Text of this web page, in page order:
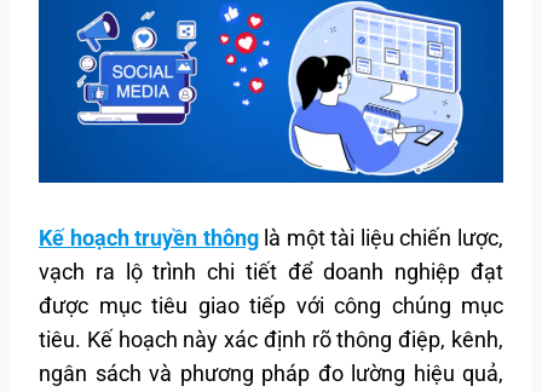
Kế hoạch truyền thônglà một tài liệu chiến lược,
vạch ra lộ trình chi tiết để doanh nghiệp đạt
được mục tiêu giao tiếp với công chúng mục
tiêu. Kế hoạch này xác định rõ thông điệp, kênh,
ngân sách và phương pháp đo lường hiệu quả,